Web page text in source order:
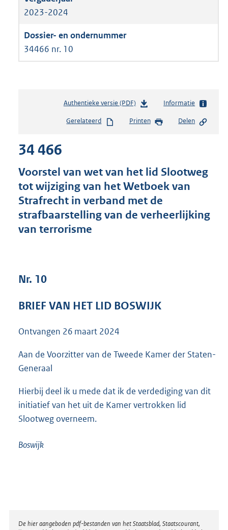
2023-2024
34466 nr. 10
Authentieke versie (PDF)b
s
s
g
r
o
b
Informatie
Gerelateerd Printen Delen
34 466
Voorstel van wet van het lid Slootweg
tot wijziging van het Wetboek van
Strafrecht in verband met de
strafbaarstelling van de verheerlijking
van terrorisme
Nr. 10
BRIEF VAN HET LID BOSWIJK
Ontvangen 26 maart 2024
Aan de Voorzitter van de Tweede Kamer der Staten-
Generaal
Hierbij deel ik u mede dat ik de verdediging van dit
initiatief van het uit de Kamer vertrokken lid
Slootweg overneem.
Boswijk
Disclaimer
De hier aangeboden pdf-bestanden van het Staatsblad, Staatscourant,